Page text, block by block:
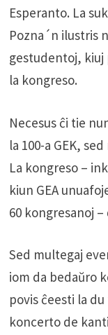
Esperanto. La
Pozna´n ilustris
gestudentoj, kiuj
la kongreso.
Necesus ĉi tie
la 100-a GEK,
La kongreso –
kiun GEA
60 kongresanoj
Sed multegaj
iom da bedaŭro
povis ĉeesti la
koncerto de